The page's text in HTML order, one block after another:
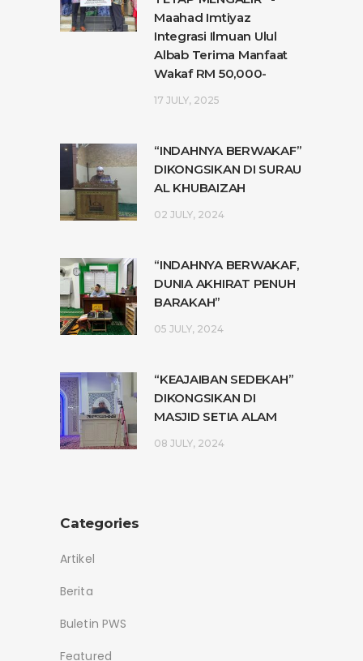
Maahad Imtiyaz
Integrasi Ilmuan Ulul
Albab Terima Manfaat
Wakaf RM 50,000-
17 JULY, 2025
“INDAHNYA BERWAKAF”
DIKONGSIKAN DI SURAU
AL KHUBAIZAH
02 JULY, 2024
“INDAHNYA BERWAKAF,
DUNIA AKHIRAT PENUH
BARAKAH”
05 JULY, 2024
“KEAJAIBAN SEDEKAH”
DIKONGSIKAN DI
MASJID SETIA ALAM
08 JULY, 2024
Categories
Artikel
Berita
Buletin PWS
Featured